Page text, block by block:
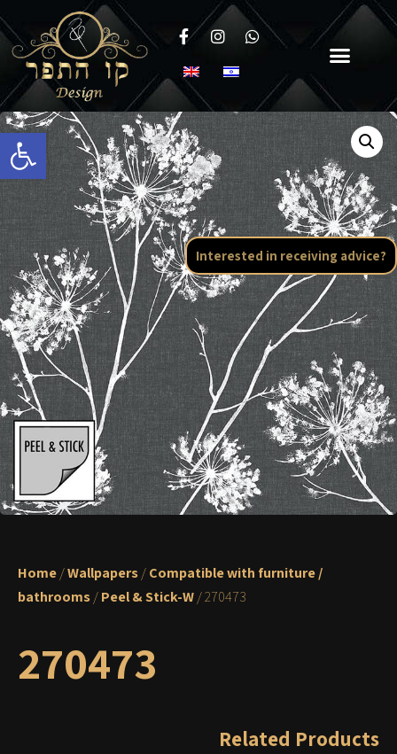
Open toolbar
Home/Wallpapers/Compatible with furniture /
bathrooms/Peel & Stick-W/ 270473
270473
Related Products
Interested in receiving advice?